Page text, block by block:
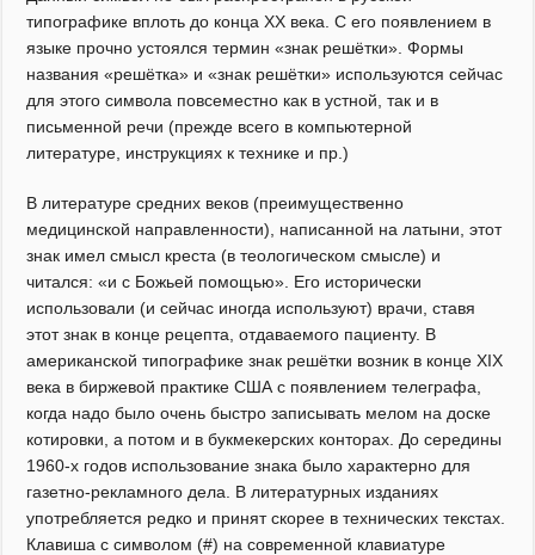
типографике вплоть до конца XX века. С его появлением в
языке прочно устоялся термин «знак решётки». Формы
названия «решётка» и «знак решётки» используются сейчас
для этого символа повсеместно как в устной, так и в
письменной речи (прежде всего в компьютерной
литературе, инструкциях к технике и пр.)
В литературе средних веков (преимущественно
медицинской направленности), написанной на латыни, этот
знак имел смысл креста (в теологическом смысле) и
читался: «и с Божьей помощью». Его исторически
использовали (и сейчас иногда используют) врачи, ставя
этот знак в конце рецепта, отдаваемого пациенту. В
американской типографике знак решётки возник в конце XIX
века в биржевой практике США с появлением телеграфа,
когда надо было очень быстро записывать мелом на доске
котировки, а потом и в букмекерских конторах. До середины
1960-х годов использование знака было характерно для
газетно-рекламного дела. В литературных изданиях
употребляется редко и принят скорее в технических текстах.
Клавиша с символом (#) на современной клавиатуре